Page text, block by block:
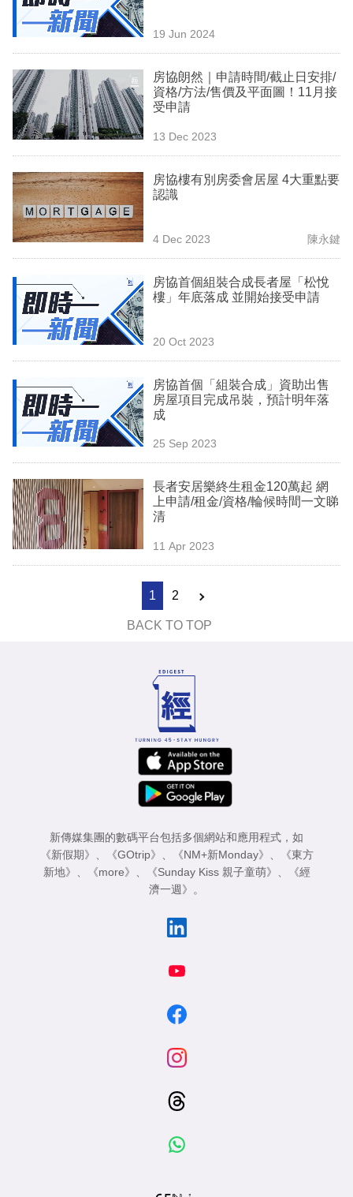
事
欄
訂
閱
區
19 Jun 2024
房協朗然｜申請時間/截止日安排/
資格/方法/售價及平面圖！11月接
受申請
13 Dec 2023
房協樓有別房委會居屋 4大重點要
認識
4 Dec 2023 陳永鍵
房協首個組裝合成長者屋「松悅
樓」年底落成 並開始接受申請
20 Oct 2023
房協首個「組裝合成」資助出售
房屋項目完成吊裝，預計明年落
成
25 Sep 2023
長者安居樂終生租金120萬起 網
上申請/租金/資格/輪候時間一文睇
清
11 Apr 2023
1 2
BACK TO TOP
新傳媒集團的數碼平台包括多個網站和應用程式，如
《新假期》 、 《GOtrip》 、 《NM+新Monday》 、
《東方
新地》 、 《more》 、 《Sunday Kiss 親子童萌》 、
《經
濟一週》 。